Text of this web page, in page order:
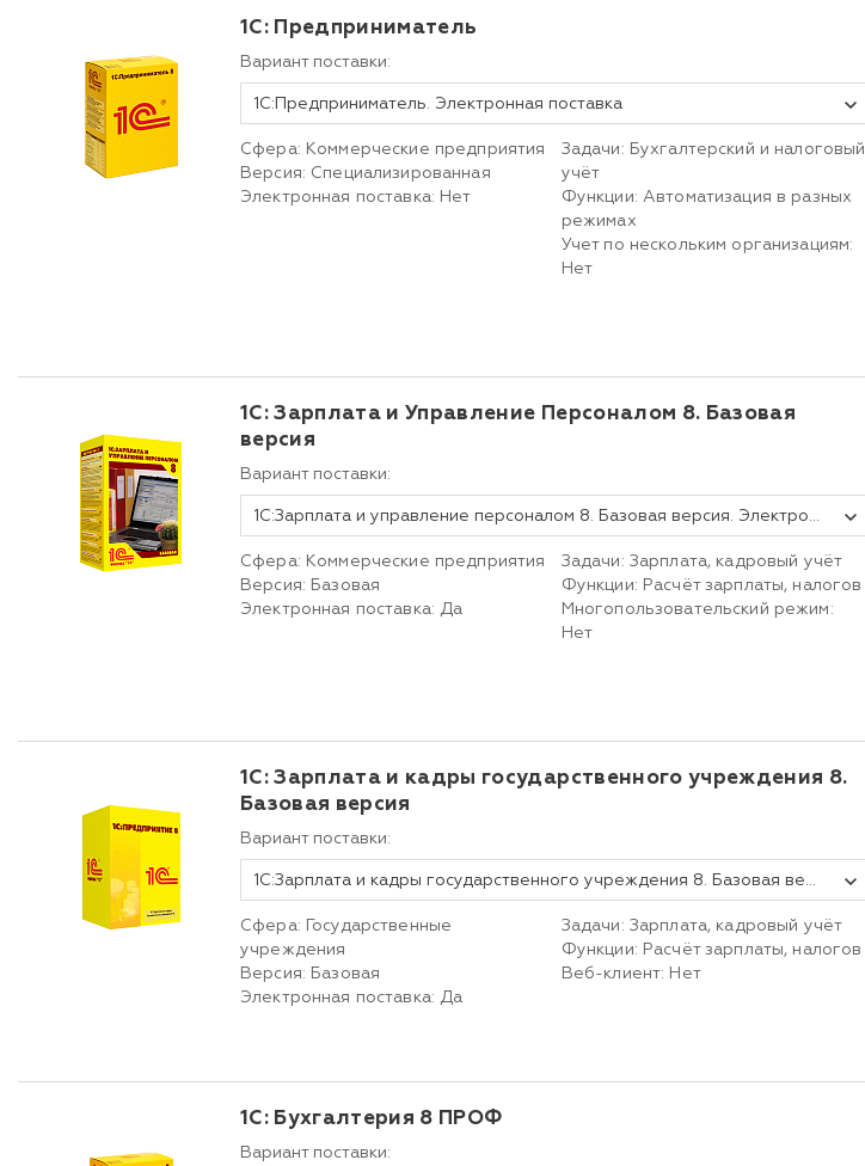
1С: Предприниматель
Вариант поставки:
1С:Предприниматель. Электронная поставка
Сфера: Коммерческие предприятия
Версия: Специализированная
Электронная поставка: Нет
Задачи: Бухгалтерский и налоговый
учёт
Функции: Автоматизация в разных
режимах
Учет по нескольким организациям:
Нет
1С: Зарплата и Управление Персоналом 8. Базовая
версия
Вариант поставки:
1С:Зарплата и управление персоналом 8. Базовая версия. Электронная поставка
Сфера: Коммерческие предприятия
Версия: Базовая
Электронная поставка: Да
Задачи: Зарплата, кадровый учёт
Функции: Расчёт зарплаты, налогов
Многопользовательский режим:
Нет
1С: Зарплата и кадры государственного учреждения 8.
Базовая версия
Вариант поставки:
1С:Зарплата и кадры государственного учреждения 8. Базовая версия. Электронная поставка
Сфера: Государственные
учреждения
Версия: Базовая
Электронная поставка: Да
Задачи: Зарплата, кадровый учёт
Функции: Расчёт зарплаты, налогов
Веб-клиент: Нет
1С: Бухгалтерия 8 ПРОФ
Вариант поставки: